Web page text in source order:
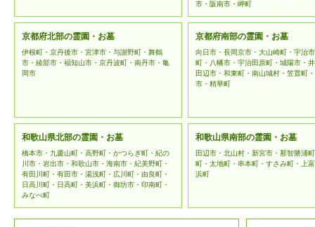
市・阪南市・岬町
京都府北部の霊園・お墓
伊根町・京丹後市・宮津市・与謝野町・舞鶴
市・綾部市・福知山市・京丹波町・南丹市・亀
岡市
京都府南部の霊園・お墓
向日市・長岡京市・大山崎町・宇治
町・八幡市・宇治田原町・城陽市・
田辺市・和東町・南山城村・笠置町
市・精華町
和歌山県北部の霊園・お墓
橋本市・九慶山町・高野町・かつらぎ町・紀の
川市・岩出市・和歌山市・海南市・紀美野町・
有田川町・有田市・湯浅町・広川町・由良町・
日高川町・日高町・美浜町・御坊市・印南町・
みなべ町
和歌山県南部の霊園・お墓
田辺市・北山村・新宮市・那智勝浦
町・太地町・串本町・すさみ町・上
浜町